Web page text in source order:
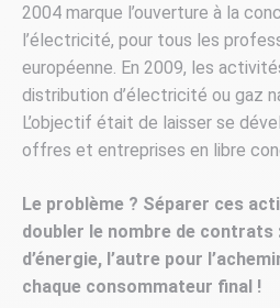
2004 marque l’ouverture à la
l’électricité, pour tous les
européenne. En 2009, les
distribution d’électricité ou gaz
L’objectif était de laisser se
offres et entreprises en libre
Le problème ? Séparer ces
doubler le nombre de contrats
d’énergie, l’autre pour
chaque consommateur final !